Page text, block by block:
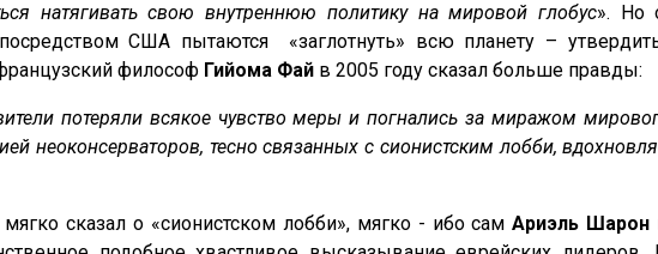
натягивать свою внутреннюю политику на мировой глобус». Но
США пытаются «заглотнуть» всю планету –
философ Гийома Фай в 2005 году сказал больше правды:
потеряли всякое чувство меры и погнались за миражом
неоконсерваторов, тесно связанных с сионистским лобби,
сказал о «сионистском лобби», мягко - ибо самАриэль Шарон